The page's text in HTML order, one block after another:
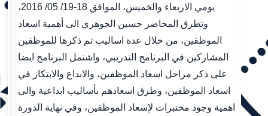
يومي الاربعاء والخميس، الموافق 18-19/ 05/ 2016،
وتطرق المحاضر حسين الجوهري الى أهمية اسعاد
الموظفين، من خلال عدة اساليب تم ذكرها للموظفين
المشاركين في البرنامج التدريبي، واشتمل البرنامج ايضا
على ذكر مراحل اسعاد الموظفين، والابداع والابتكار في
اسعاد الموظفين، وطرق اسعادهم بأساليب ابداعية والى
اهمية وجود مختبرات لإسعاد الموظفين، وفي نهاية الدورة